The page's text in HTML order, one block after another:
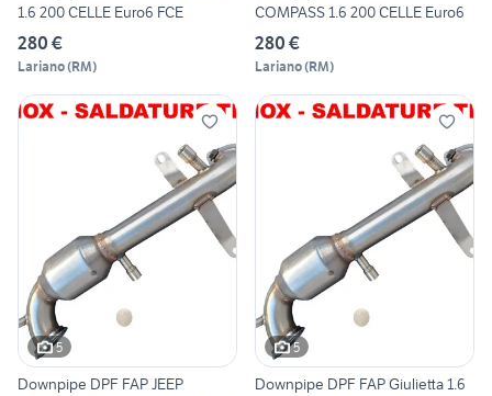
1.6 200 CELLE Euro6 FCE
280 €
Lariano(RM)
COMPASS 1.6 200 CELLE Euro6
280 €
Lariano(RM)
5
Downpipe DPF FAP JEEP
5
Downpipe DPF FAP Giulietta 1.6